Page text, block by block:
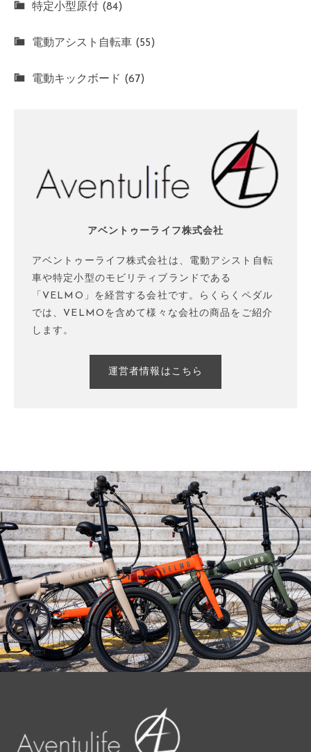
特定小型原付 (84)
電動アシスト自転車 (55)
電動キックボード (67)
アベントゥーライフ株式会社
アベントゥーライフ株式会社は、電動アシスト自転
車や特定小型のモビリティブランドである
「VELMO」を経営する会社です。らくらくペダル
では、VELMOを含めて様々な会社の商品をご紹介
します。
運営者情報はこちら